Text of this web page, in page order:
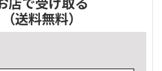
（送料無料）